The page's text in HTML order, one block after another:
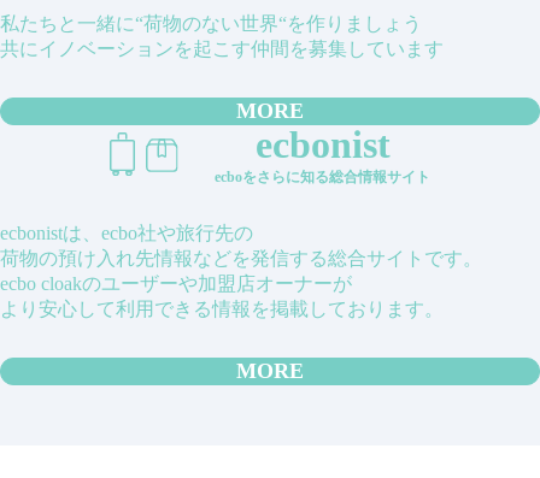
私たちと一緒に“荷物のない世界“を作りましょう
共にイノベーションを起こす仲間を募集しています
MORE
ecbonist
ecboをさらに知る総合情報サイト
ecbonistは、ecbo社や旅行先の
荷物の預け入れ先情報などを発信する総合サイトです。
ecbo cloakのユーザーや加盟店オーナーが
より安心して利用できる情報を掲載しております。
MORE